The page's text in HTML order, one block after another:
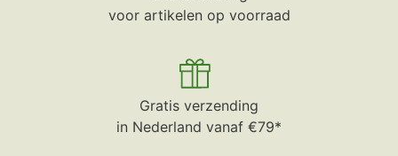
voor artikelen op voorraad
Gratis verzending
in Nederland vanaf €79*